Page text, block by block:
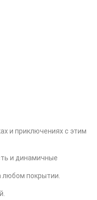
и приключениях с этим
и динамичные
любом покрытии.